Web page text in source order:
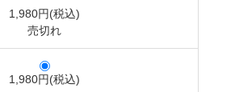
1,980円(税込)
売切れ
1,980円(税込)